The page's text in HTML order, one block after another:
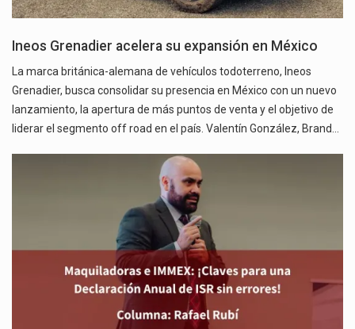
Ineos Grenadier acelera su expansión en México
La marca británica-alemana de vehículos todoterreno, Ineos
Grenadier, busca consolidar su presencia en México con un nuevo
lanzamiento, la apertura de más puntos de venta y el objetivo de
liderar el segmento off road en el país. Valentín González, Brand…